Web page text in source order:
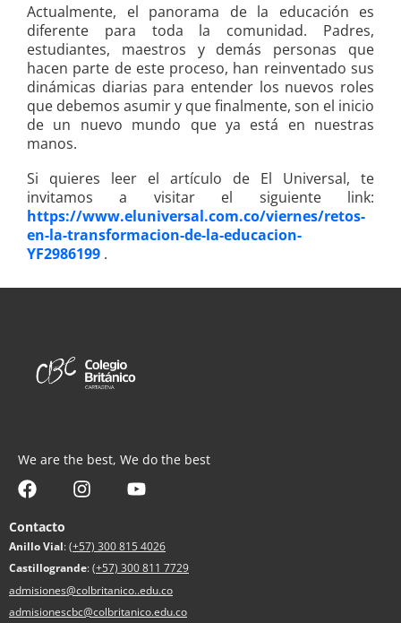
Actualmente, el panorama de la educación es
diferente para toda la comunidad. Padres,
estudiantes, maestros y demás personas que
hacen parte de este proceso, han reinventado sus
dinámicas diarias para entender los nuevos roles
que debemos asumir y que finalmente, son el inicio
de un nuevo mundo que ya está en nuestras
manos.
Si quieres leer el artículo de El Universal, te
invitamos a visitar el siguiente link:
https://www.eluniversal.com.co/viernes/retos-
en-la-transformacion-de-la-educacion-
YF2986199 .
We are the best, We do the best
Contacto
Anillo Vial:(+57) 300 815 4026
Castillogrande:(+57) 300 811 7729
admisiones@colbritanico..edu.co
admisionescbc@colbritanico.edu.co